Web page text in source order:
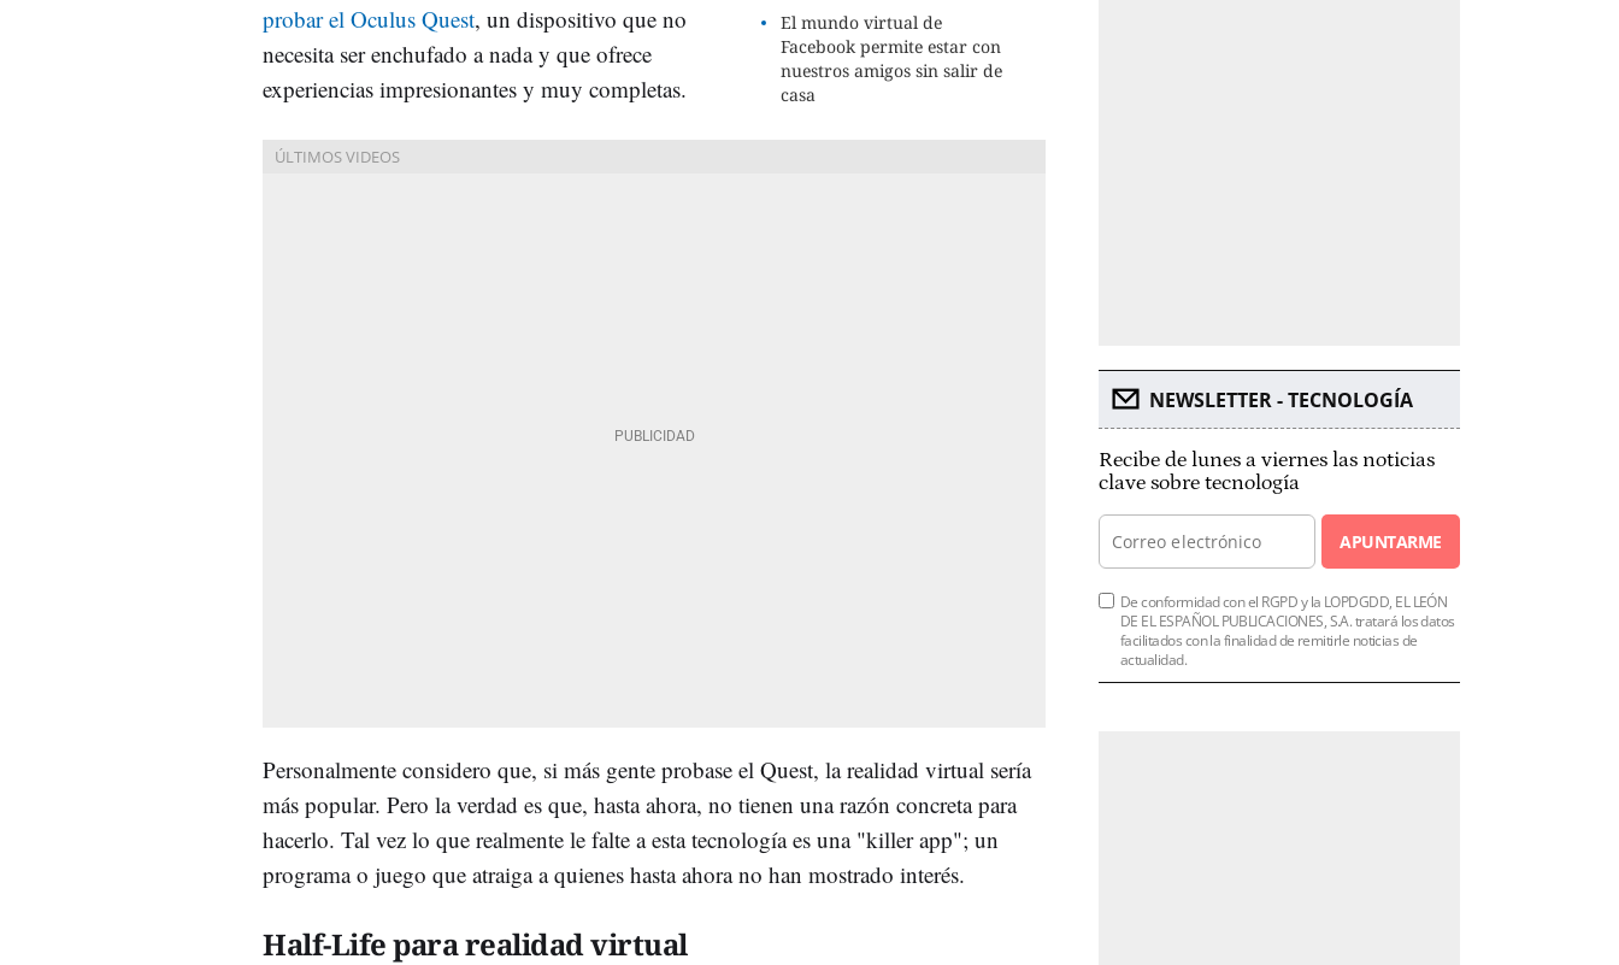
El mundo virtual de
Facebook permite estar con
nuestros amigos sin salir de
casa
probar el Oculus Quest, un dispositivo que no
necesita ser enchufado a nada y que ofrece
experiencias impresionantes y muy completas.
Personalmente considero que, si más gente probase el Quest, la realidad virtual sería
más popular. Pero la verdad es que, hasta ahora, no tienen una razón concreta para
hacerlo. Tal vez lo que realmente le falte a esta tecnología es una "killer app"; un
programa o juego que atraiga a quienes hasta ahora no han mostrado interés.
Half-Life para realidad virtual
NEWSLETTER - TECNOLOGÍA
Recibe de lunes a viernes las noticias
clave sobre tecnología
APUNTARME
De conformidad con el RGPD y la LOPDGDD, EL LEÓN
DE EL ESPAÑOL PUBLICACIONES, S.A. tratará los datos
facilitados con la finalidad de remitirle noticias de
actualidad.